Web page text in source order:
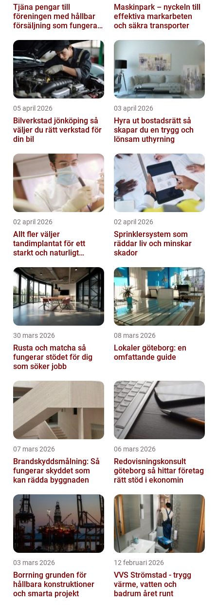
Tjäna pengar till
föreningen med hållbar
försäljning som fungerar
Maskinpark – nyckeln till
effektiva markarbeten
och säkra transporter
05 april 2026
Bilverkstad jönköping så
väljer du rätt verkstad för
din bil
03 april 2026
Hyra ut bostadsrätt så
skapar du en trygg och
lönsam uthyrning
02 april 2026
Allt fler väljer
tandimplantat för ett
starkt och naturligt
02 april 2026
Sprinklersystem som
räddar liv och minskar
skador
30 mars 2026
Rusta och matcha så
fungerar stödet för dig
som söker jobb
08 mars 2026
Lokaler göteborg: en
omfattande guide
07 mars 2026
Brandskyddsmålning: Så
fungerar skyddet som
kan rädda byggnaden
06 mars 2026
Redovisningskonsult
göteborg så hittar företag
rätt stöd i ekonomin
03 mars 2026
Borrning grunden för
hållbara konstruktioner
och smarta projekt
12 februari 2026
VVS Strömstad - trygg
värme, vatten och
badrum året runt